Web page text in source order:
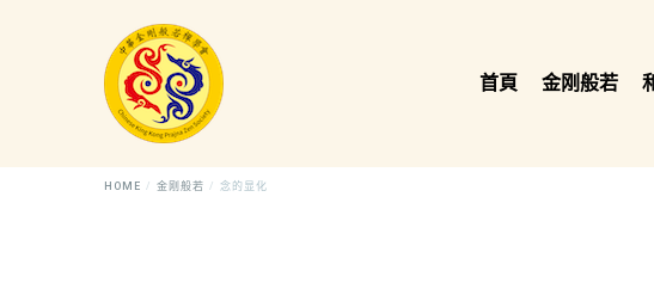
首頁 金刚般若
HOME 金刚般若 念的显化